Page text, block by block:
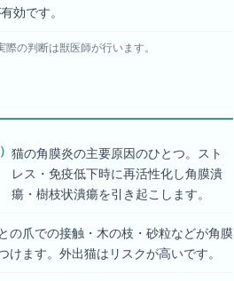
効です。
の判断は獣医師が行います。
猫の角膜炎の主要原因のひとつ。スト
レス・免疫低下時に再活性化し角膜潰
瘍・樹枝状潰瘍を引き起こします。
の爪での接触・木の枝・砂粒などが角膜
けます。外出猫はリスクが高いです。